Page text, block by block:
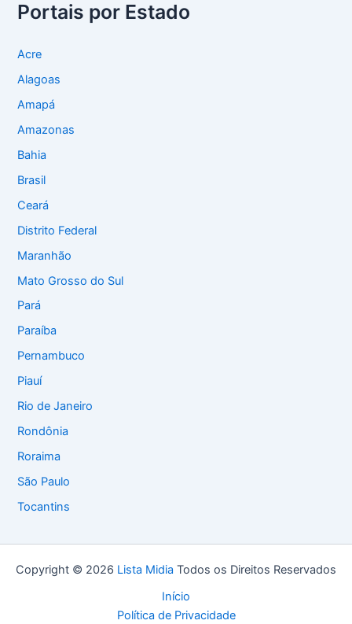
Portais por Estado
Acre
Alagoas
Amapá
Amazonas
Bahia
Brasil
Ceará
Distrito Federal
Maranhão
Mato Grosso do Sul
Pará
Paraíba
Pernambuco
Piauí
Rio de Janeiro
Rondônia
Roraima
São Paulo
Tocantins
Copyright © 2026 Lista Midia Todos os Direitos Reservados
Início
Política de Privacidade